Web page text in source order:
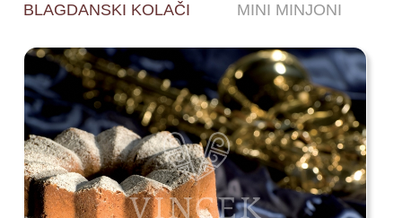
BLAGDANSKI KOLAČI
MINI MINJONI